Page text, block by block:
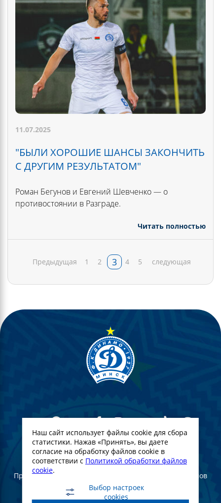
11.07.2025
"БЫЛИ ХОРОШИЕ ШАНСЫ ЗАКОНЧИТЬ
С ДРУГИМ РЕЗУЛЬТАТОМ"
Роман Бегунов и Евгений Шевченко — о
противостоянии в Разграде.
Читать полностью
Предыдущая 1 2 3 4 5 следующая
© Футбольный Клуб Динамо-Минск. 2022
При полном или частичном использовании материалов
ссылка на официальный сайт ФК Динамо Минск
обязательна
Наш сайт использует файлы cookie для сбора
статистики. Нажав «Принять», вы даете
согласие на обработку файлов cookie в
соответствии с Политикой обработки файлов
cookie.
Выбор настроек
cookies